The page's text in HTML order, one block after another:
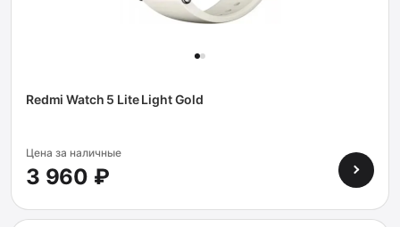
Redmi Watch 5 Lite Light Gold
Цена за наличные
3 960 ₽